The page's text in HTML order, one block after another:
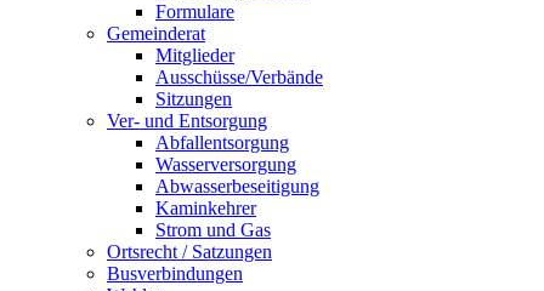
Formulare
Gemeinderat
Mitglieder
Ausschüsse/Verbände
Sitzungen
Ver- und Entsorgung
Abfallentsorgung
Wasserversorgung
Abwasserbeseitigung
Kaminkehrer
Strom und Gas
Ortsrecht / Satzungen
Busverbindungen